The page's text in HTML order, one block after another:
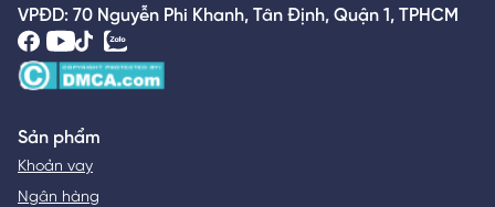
VPĐD: 70 Nguyễn Phi Khanh, Tân Định, Quận 1, TPHCM
Sản phẩm
Khoản vay
Ngân hàng